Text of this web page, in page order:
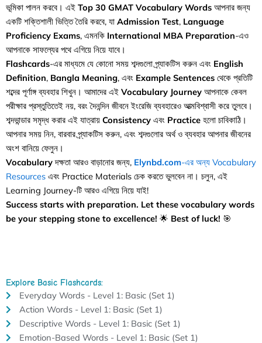
ভূমিকা পালন করবে। এই Top 30 GMAT Vocabulary Words আপনার জন্য
একটি শক্তিশালী ভিত্তি তৈরি করবে, যা Admission Test, Language
Proficiency Exams, এমনকি International MBA Preparation-এও
আপনাকে সাফল্যের পথে এগিয়ে নিয়ে যাবে।
Flashcards-এর মাধ্যমে যে কোনো সময় শব্দগুলো প্র্যাকটিস করুন এবং English
Definition, Bangla Meaning, এবং Example Sentences থেকে প্রতিটি
শব্দের পূর্ণাঙ্গ ব্যবহার শিখুন। আমাদের এই Vocabulary Journey আপনাকে কেবল
পরীক্ষার প্রস্তুতিতেই নয়, বরং দৈনন্দিন জীবনে ইংরেজি ব্যবহারেও আত্মবিশ্বাসী করে তুলবে।
শব্দভান্ডার সমৃদ্ধ করার এই যাত্রায় Consistency এবং Practice হলো চাবিকাঠি।
আপনার সময় নিন, বারবার প্র্যাকটিস করুন, এবং শব্দগুলোর অর্থ ও ব্যবহার আপনার জীবনের
অংশ বানিয়ে ফেলুন।
Vocabularyদক্ষতা আরও বাড়ানোর জন্য, Elynbd.com-এর অন্য Vocabulary
Resources এবং Practice Materials চেক করতে ভুলবেন না। চলুন, এই
Learning Journey-টি আরও এগিয়ে নিয়ে যাই!
Success starts with preparation. Let these vocabulary words
be your stepping stone to excellence! 🌟 Best of luck! 🎯
Explore Basic Flashcards:
Everyday Words - Level 1: Basic (Set 1)
Action Words - Level 1: Basic (Set 1)
Descriptive Words - Level 1: Basic (Set 1)
Emotion-Based Words - Level 1: Basic (Set 1)